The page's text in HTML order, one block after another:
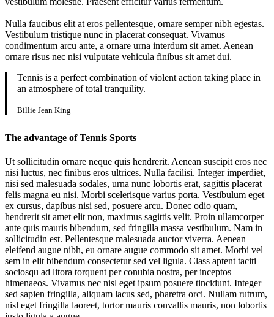
Nulla faucibus elit at eros pellentesque, ornare semper nibh egestas.
Vestibulum tristique nunc in placerat consequat. Vivamus
condimentum arcu ante, a ornare urna interdum sit amet. Aenean
ornare risus nec nisi vulputate vehicula finibus sit amet dui.
Tennis is a perfect combination of violent action taking place in
an atmosphere of total tranquility.
Billie Jean King
The advantage of Tennis Sports
Ut sollicitudin ornare neque quis hendrerit. Aenean suscipit eros nec
nisi luctus, nec finibus eros ultrices. Nulla facilisi. Integer imperdiet,
nisi sed malesuada sodales, urna nunc lobortis erat, sagittis placerat
felis magna eu nisi. Morbi scelerisque varius porta. Vestibulum eget
ex cursus, dapibus nisi sed, posuere arcu. Donec odio quam,
hendrerit sit amet elit non, maximus sagittis velit. Proin ullamcorper
ante quis mauris bibendum, sed fringilla massa vestibulum. Nam in
sollicitudin est. Pellentesque malesuada auctor viverra. Aenean
eleifend augue nibh, eu ornare augue commodo sit amet. Morbi vel
sem in elit bibendum consectetur sed vel ligula. Class aptent taciti
sociosqu ad litora torquent per conubia nostra, per inceptos
himenaeos. Vivamus nec nisl eget ipsum posuere tincidunt. Integer
sed sapien fringilla, aliquam lacus sed, pharetra orci. Nullam rutrum,
nisl eget fringilla laoreet, tortor mauris convallis mauris, non lobortis